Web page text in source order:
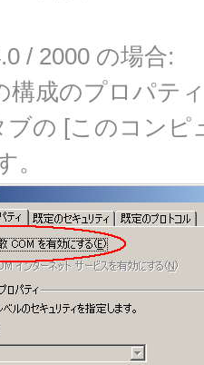
/ 2000 の場合:
構成のプロパテ
ブの [このコンピ
。